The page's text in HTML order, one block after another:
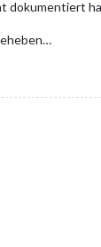
dokumentiert